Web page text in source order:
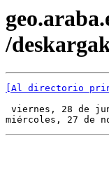
/
[Al directorio
viernes, 28 de
miércoles, 27 de